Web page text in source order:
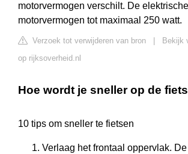
motorvermogen verschilt. De
motorvermogen tot maximaal 250 watt.
Verzoek tot verwijderen van bron
Bekijk
op rijksoverheid.nl
Hoe wordt je sneller op de
10 tips om sneller te fietsen
Verlaag het frontaal oppervlak.